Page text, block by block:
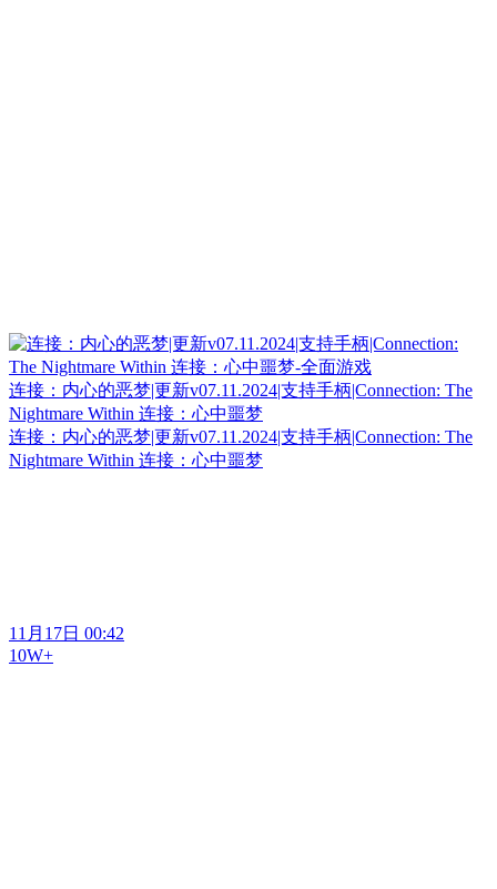
连接：内心的恶梦|更新v07.11.2024|支持手柄|Connection: The
Nightmare Within 连接：心中噩梦
连接：内心的恶梦|更新v07.11.2024|支持手柄|Connection: The
Nightmare Within 连接：心中噩梦
11月17日 00:42
10W+